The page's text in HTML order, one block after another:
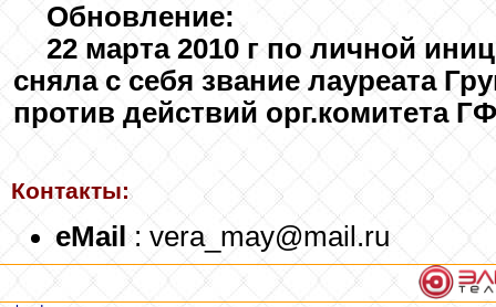
Обновление:
22 марта 2010 г по личной
сняла с себя звание лауреата
против действий орг.комитета
Контакты:
eMail: vera_may@mail.ru